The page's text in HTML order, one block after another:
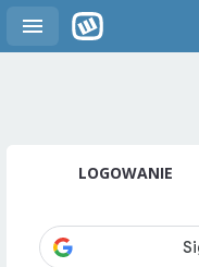
LOGOWANIE